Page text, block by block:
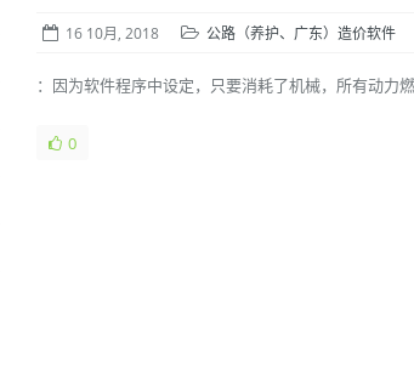
16 10月, 2018 公路（养护、广东）造价软件
：因为软件程序中设定，只要消耗了机械，所有动力燃
0